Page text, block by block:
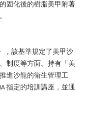
固化後的樹脂美甲附著
，該基準規定了美甲沙
制度等方面。持有「美
進沙龍的衛生管理工
指定的培訓講座，並通